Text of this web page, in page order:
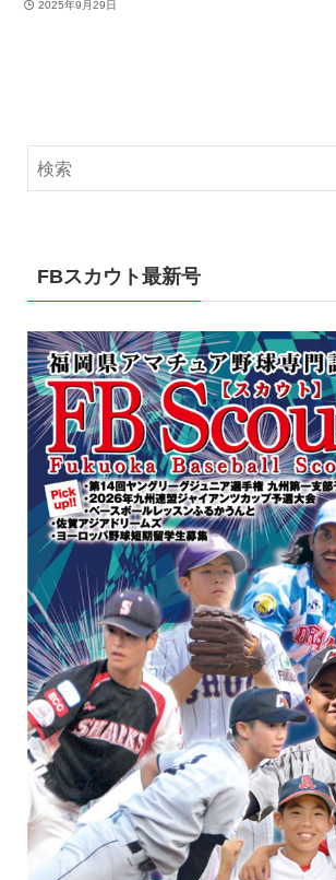
2025年9月29日
FBスカウト最新号